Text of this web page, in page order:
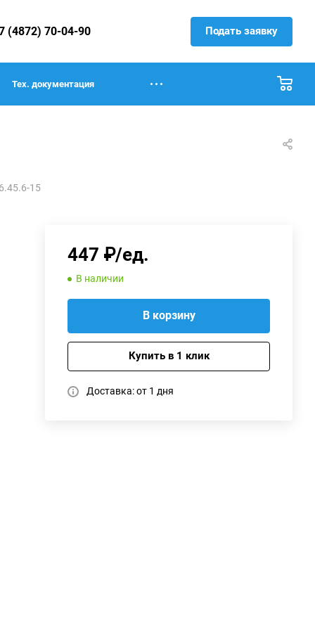
(4872) 70-04-90 Подать заявку
Тех. документация
15
447 ₽/ед.
В наличии
В корзину
Купить в 1 клик
Доставка: от 1 дня